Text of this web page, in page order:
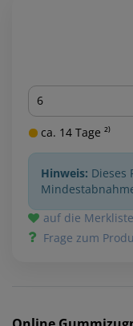
Menge
ca. 14 Tage ²⁾
Hinweis: Dieses
auf die
Frage zum